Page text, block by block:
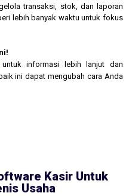
transaksi, stok, dan laporan
lebih banyak waktu untuk fokus
untuk informasi lebih lanjut dan
ini dapat mengubah cara Anda
Kasir Untuk
Usaha